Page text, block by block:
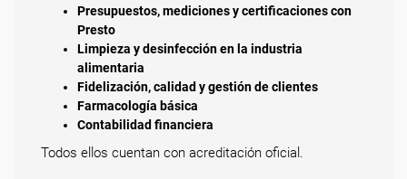
Presupuestos, mediciones y certificaciones con
Presto
Limpieza y desinfección en la industria
alimentaria
Fidelización, calidad y gestión de clientes
Farmacología básica
Contabilidad financiera
Todos ellos cuentan con acreditación oficial.